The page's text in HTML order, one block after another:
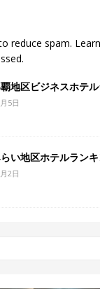
reduce spam.
.
地区ビジネスホテ
5日
い地区ホテルラン
2日